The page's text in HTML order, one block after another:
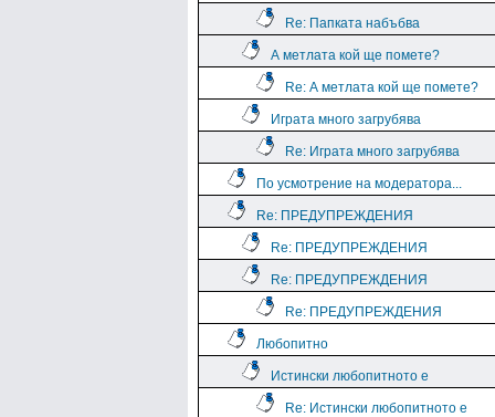
Re: Папката набъбва
А метлата кой ще помете?
Re: А метлата кой ще помете?
Играта много загрубява
Re: Играта много загрубява
По усмотрение на модератора...
Re: ПРЕДУПРЕЖДЕНИЯ
Re: ПРЕДУПРЕЖДЕНИЯ
Re: ПРЕДУПРЕЖДЕНИЯ
Re: ПРЕДУПРЕЖДЕНИЯ
Любопитно
Истински любопитното е
Re: Истински любопитното е